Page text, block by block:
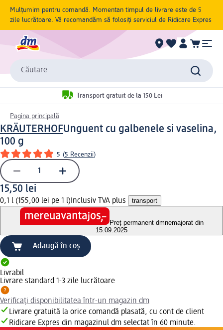
Mulțumim pentru comandă. Momentan timpul de livrare este de 5
zile lucrătoare. Vă recomandăm să folosiți serviciul de Ridicare Expres
Căutare
Transport gratuit de la 150 Lei
Pagina principală
KRÄUTERHOFUnguent cu galbenele si vaselina,
100 g
5 (5 Recenzii)
15,50 lei
0,1 l (155,00 lei pe 1 l) Inclusiv TVA plus transport
Preț permanent dmnemajorat din
15.09.2025
Adaugă în coș
Livrabil
Livrare standard 1-3 zile lucrătoare
Verificați disponibilitatea într-un magazin dm
Livrare gratuită la orice comandă plasată, cu cont de client
Ridicare Expres din magazinul dm selectat în 60 minute.